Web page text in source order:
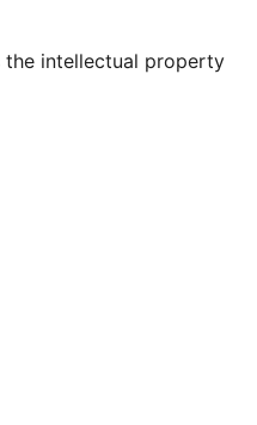
the intellectual property